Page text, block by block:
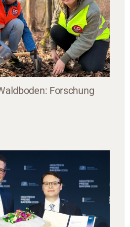
Forschung